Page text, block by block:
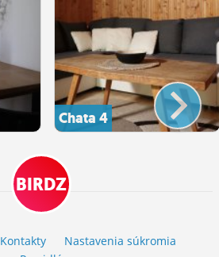
Chata 4
BIRDZ
Kontakty
Nastavenia súkromia